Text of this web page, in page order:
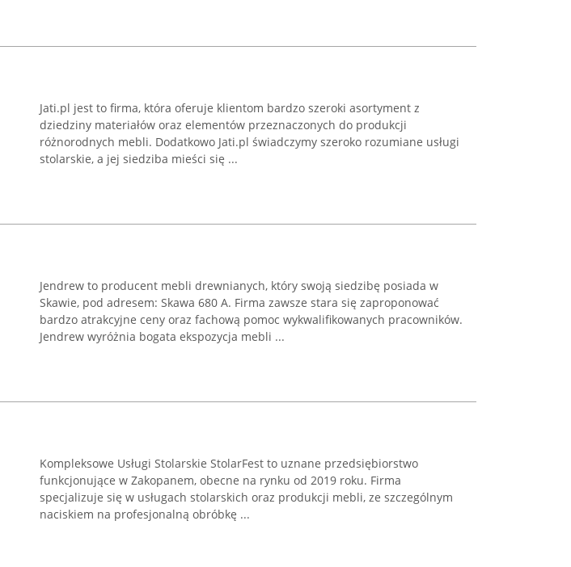
Jati.pl jest to firma, która oferuje klientom bardzo szeroki asortyment z
dziedziny materiałów oraz elementów przeznaczonych do produkcji
różnorodnych mebli. Dodatkowo Jati.pl świadczymy szeroko rozumiane usługi
stolarskie, a jej siedziba mieści się ...
Jendrew to producent mebli drewnianych, który swoją siedzibę posiada w
Skawie, pod adresem: Skawa 680 A. Firma zawsze stara się zaproponować
bardzo atrakcyjne ceny oraz fachową pomoc wykwalifikowanych pracowników.
Jendrew wyróżnia bogata ekspozycja mebli ...
Kompleksowe Usługi Stolarskie StolarFest to uznane przedsiębiorstwo
funkcjonujące w Zakopanem, obecne na rynku od 2019 roku. Firma
specjalizuje się w usługach stolarskich oraz produkcji mebli, ze szczególnym
naciskiem na profesjonalną obróbkę ...